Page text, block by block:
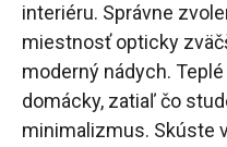
interiéru. Správne
miestnosť opticky
moderný nádych.
domácky, zatiaľ čo
minimalizmus. Skúste